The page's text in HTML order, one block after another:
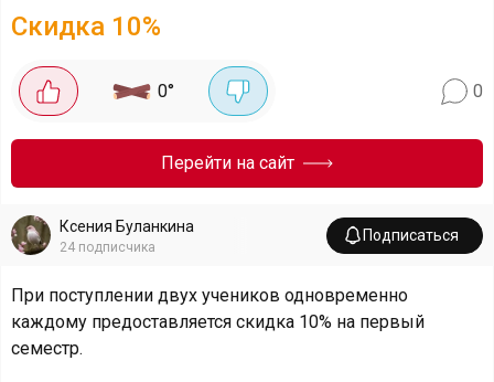
Скидка 10%
0° 0
Перейти на сайт
Ксения Буланкина
24 подписчика
Подписаться
При поступлении двух учеников одновременно
каждому предоставляется скидка 10% на первый
семестр.